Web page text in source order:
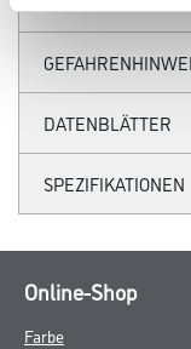
DATENBLÄTTER
SPEZIFIKATIONEN
Online-Shop
Farbe